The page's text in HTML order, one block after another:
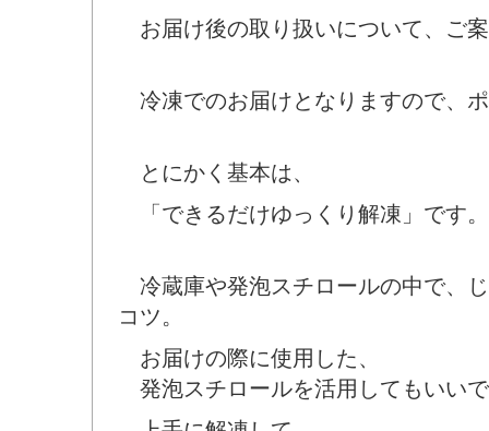
お届け後の取り扱いについて、ご
冷凍でのお届けとなりますので、
とにかく基本は、
「できるだけゆっくり解凍」です。
冷蔵庫や発泡スチロールの中で、
コツ。
お届けの際に使用した、
発泡スチロールを活用してもいい